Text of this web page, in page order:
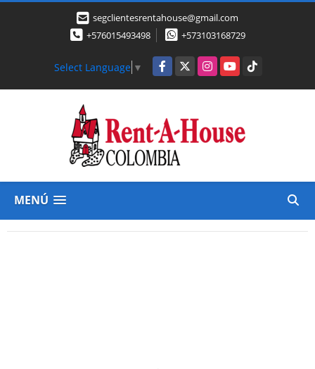
segclientesrentahouse@gmail.com
+576015493498
+573103168729
Select Language ▼ Facebook
X InstagramYouTubeTikTok
MENÚ